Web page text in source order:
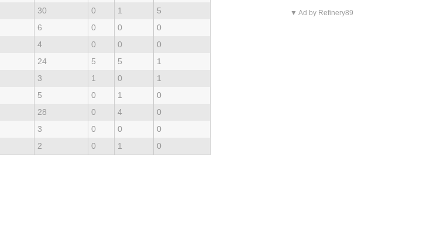
30 0 1
5
6 0 0
0
4 0 0
0
24 5 5
1
3 1 0
1
5 0 1
0
28 0 4
0
3 0 0
0
2 0 1 0
▼ Ad by Refinery89